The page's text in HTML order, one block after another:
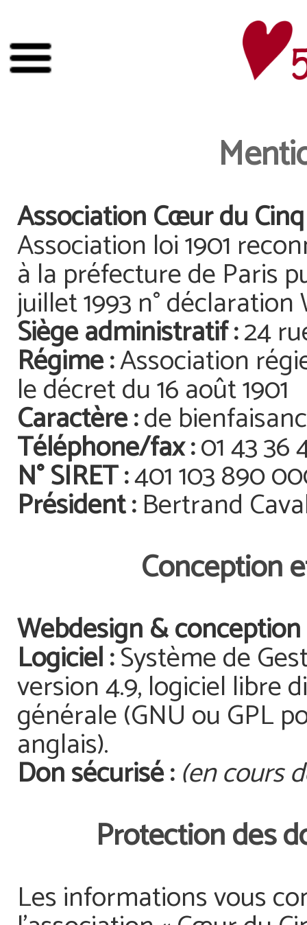
Association Cœur du Cinq
Association loi 1901
à la préfecture de Paris
juillet 1993 n° déclaration
Siège administratif :24
Régime :Association
le décret du 16 août 1901
Caractère :de
Téléphone/fax :01 43 36
N° SIRET :401 103 890
Président :Bertrand
Conception
Webdesign & conception
Logiciel :Système de
version 4.9, logiciel libre
générale (GNU ou GPL
anglais).
Don sécurisé : (en cours
Protection des
Les informations vous